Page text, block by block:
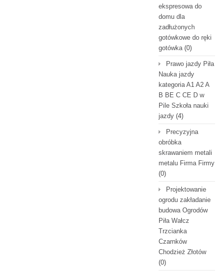
ekspresowa do
domu dla
zadłużonych
gotówkowe do ręki
gotówka(0)
Prawo jazdy Piła
Nauka jazdy
kategoria A1 A2 A
B BE C CE D‎ w
Pile Szkoła nauki
jazdy (4)
Precyzyjna
obróbka
skrawaniem metali
metalu Firma Firmy
(0)
Projektowanie
ogrodu zakładanie
budowa Ogrodów
Piła Wałcz
Trzcianka
Czarnków
Chodzież Złotów
(0)